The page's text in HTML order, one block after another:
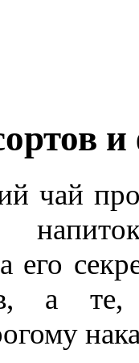
и
чай
его
а